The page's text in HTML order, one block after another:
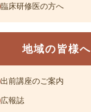
臨床研修医の方へ
地域の皆様へ
出前講座のご案内
広報誌